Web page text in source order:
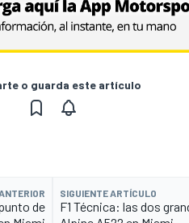
o guarda este artículo
de
SIGUIENTE ARTÍCULO
F1 Técnica: las dos